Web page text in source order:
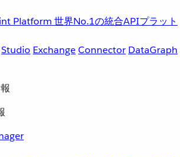
Platform 世界No.1の統合APIプラット
Studio ExchangeConnector DataGraph